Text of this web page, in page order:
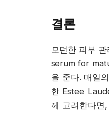
결론
모던한 피부
serum for
을 준다. 매일
한 Estee
께 고려한다면